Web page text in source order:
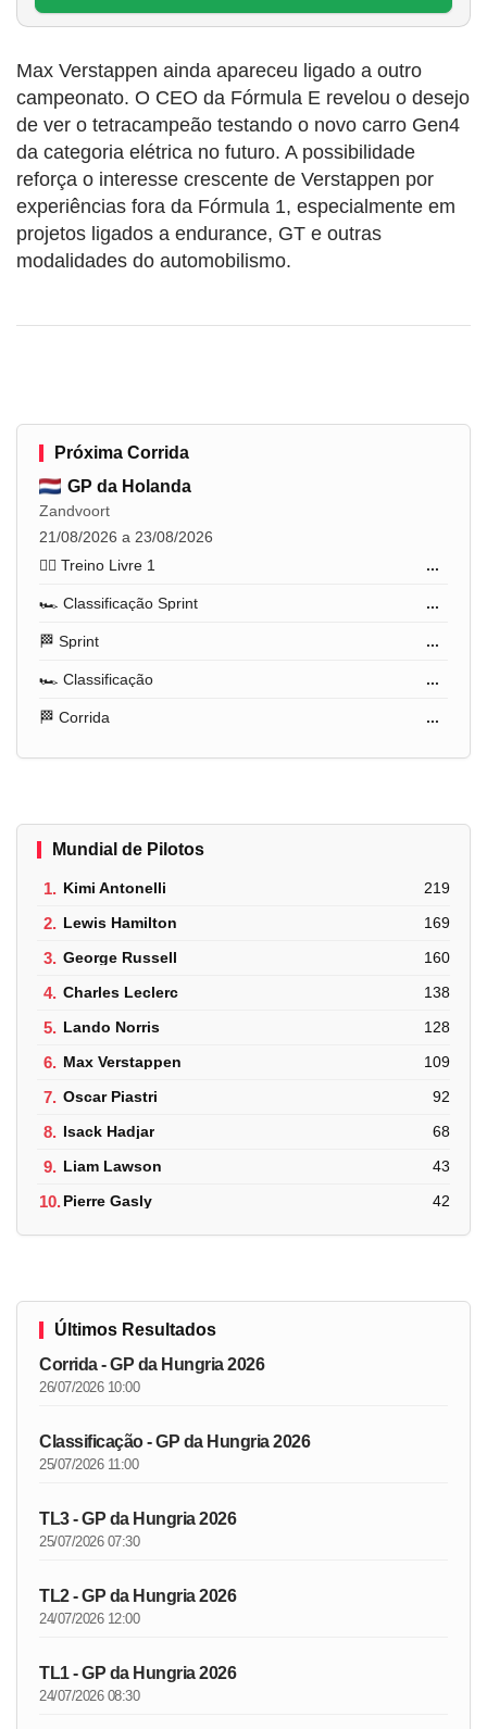
Max Verstappen ainda apareceu ligado a outro
campeonato. O CEO da Fórmula E revelou o desejo
de ver o tetracampeão testando o novo carro Gen4
da categoria elétrica no futuro. A possibilidade
reforça o interesse crescente de Verstappen por
experiências fora da Fórmula 1, especialmente em
projetos ligados a endurance, GT e outras
modalidades do automobilismo.
Próxima Corrida
GP da Holanda
Zandvoort
21/08/2026 a 23/08/2026
🏋️‍♂️ Treino Livre 1
...
🏎️ Classificação Sprint ...
🏁 Sprint ...
🏎️ Classificação ...
🏁 Corrida ...
Mundial de Pilotos
1. Kimi Antonelli 219
2. Lewis Hamilton 169
3. George Russell 160
4. Charles Leclerc 138
5. Lando Norris 128
6. Max Verstappen 109
7. Oscar Piastri 92
8. Isack Hadjar 68
9. Liam Lawson 43
10.Pierre Gasly 42
Últimos Resultados
Corrida - GP da Hungria 2026
26/07/2026 10:00
Classificação - GP da Hungria 2026
25/07/2026 11:00
TL3 - GP da Hungria 2026
25/07/2026 07:30
TL2 - GP da Hungria 2026
24/07/2026 12:00
TL1 - GP da Hungria 2026
24/07/2026 08:30